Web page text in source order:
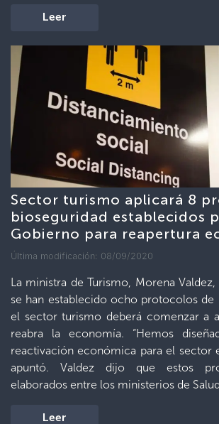
Leer
Sector turismo aplicará 8
bioseguridad establecidos
Gobierno para reapertura
Última modificación: 08/09/2020
La ministra de Turismo, Morena
se han establecido ocho protocolos de
el sector turismo deberá comenzar a
reabra la economía. “Hemos
reactivación económica para el sector
apuntó. Valdez dijo que estos
elaborados entre los ministerios de
Leer